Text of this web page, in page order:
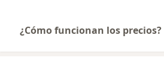
¿Cómo funcionan los precios?